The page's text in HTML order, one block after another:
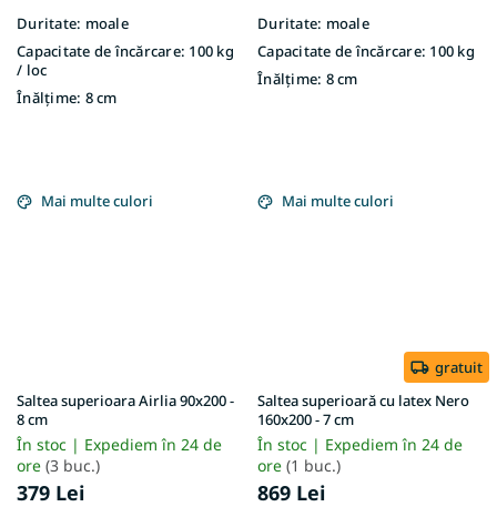
Duritate: moale
Capacitate de încărcare: 100 kg
/ loc
Înălțime: 8 cm
Duritate: moale
Capacitate de încărcare: 100 kg
Înălțime: 8 cm
Mai multe culori
Saltea superioara Airlia 90x200 -
8 cm
În stoc | Expediem în 24 de
ore (3 buc.)
379 Lei
Mai multe culori
gratuit
Saltea superioară cu latex Nero
160x200 - 7 cm
În stoc | Expediem în 24 de
ore (1 buc.)
869 Lei